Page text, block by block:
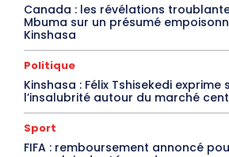
Canada : les révélations
Mbuma sur un présumé
Kinshasa
Politique
Kinshasa : Félix Tshisekedi
l’insalubrité autour du marché
Sport
FIFA : remboursement annoncé